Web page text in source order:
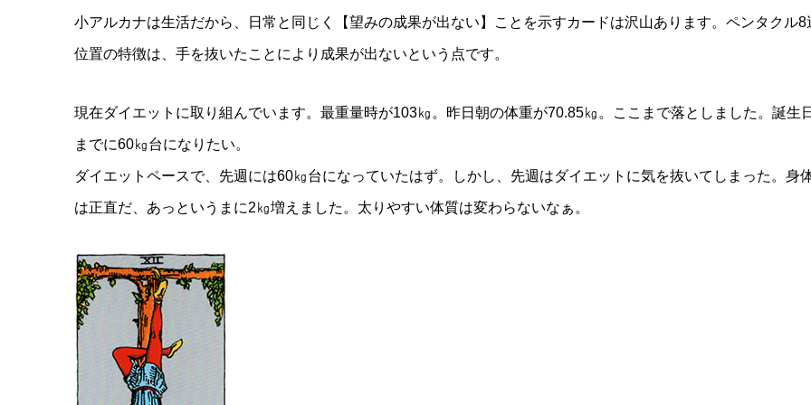
小アルカナは生活だから、日常と同じく【望みの成果が出ない】ことを示すカードは沢山あります。ペンタクル8
位置の特徴は、手を抜いたことにより成果が出ないという点です。
現在ダイエットに取り組んでいます。最重量時が103㎏。昨日朝の体重が70.85㎏。ここまで落としました。誕生日
までに60㎏台になりたい。
ダイエットペースで、先週には60㎏台になっていたはず。しかし、先週はダイエットに気を抜いてしまった。身
は正直だ、あっというまに2㎏増えました。太りやすい体質は変わらないなぁ。